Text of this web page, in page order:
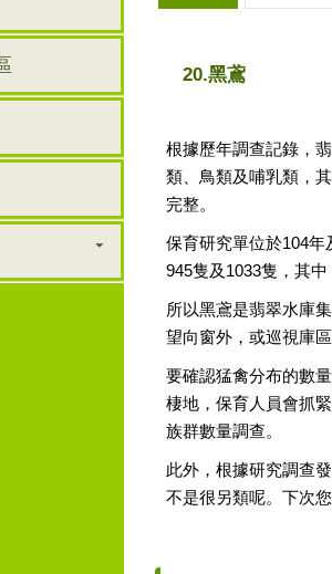
20.黑鳶
根據歷年調查記錄，
類、鳥類及哺乳類，
完整。
保育研究單位於104
945隻及1033隻，其
所以黑鳶是翡翠水庫
望向窗外，或巡視庫
要確認猛禽分布的數
棲地，保育人員會抓
族群數量調查。
此外，根據研究調查
不是很另類呢。下次